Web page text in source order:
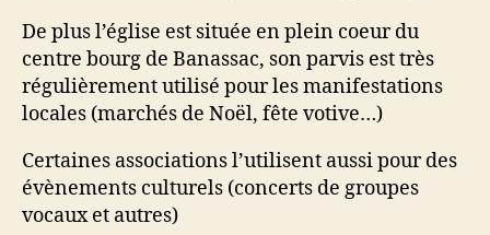
De plus l’église est située en plein coeur du
centre bourg de Banassac, son parvis est très
régulièrement utilisé pour les manifestations
locales (marchés de Noël, fête votive…)
Certaines associations l’utilisent aussi pour des
évènements culturels (concerts de groupes
vocaux et autres)